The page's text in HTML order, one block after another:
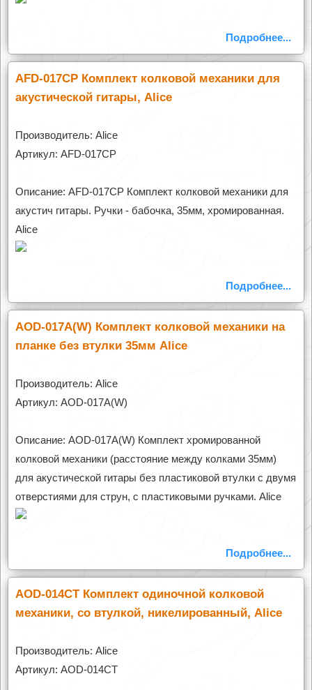
Подробнее...
AFD-017CP Комплект колковой механики для
акустической гитары, Alice
Производитель: Alice
Артикул: AFD-017CP
Описание: AFD-017CP Комплект колковой механики для
акустич гитары. Ручки - бабочка, 35мм, хромированная.
Alice
Подробнее...
AOD-017A(W) Комплект колковой механики на
планке без втулки 35мм Alice
Производитель: Alice
Артикул: AOD-017A(W)
Описание: AOD-017A(W) Комплект хромированной
колковой механики (расстояние между колками 35мм)
для акустической гитары без пластиковой втулки с двумя
отверстиями для струн, с пластиковыми ручками. Alice
Подробнее...
AOD-014CT Комплект одиночной колковой
механики, со втулкой, никелированный, Alice
Производитель: Alice
Артикул: AOD-014CT